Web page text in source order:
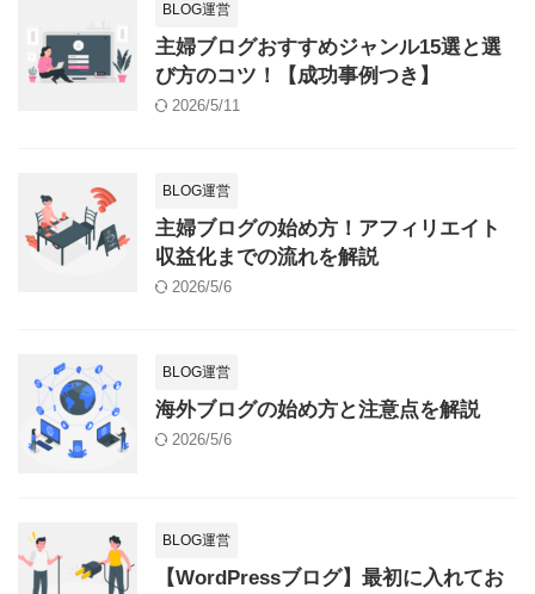
BLOG運営
主婦ブログおすすめジャンル15選と選
び方のコツ！【成功事例つき】
2026/5/11
BLOG運営
主婦ブログの始め方！アフィリエイト
収益化までの流れを解説
2026/5/6
BLOG運営
海外ブログの始め方と注意点を解説
2026/5/6
BLOG運営
【WordPressブログ】最初に入れてお